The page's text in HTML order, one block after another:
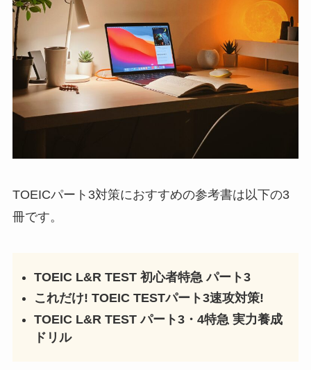
TOEICパート3対策におすすめの参考書は以下の3
冊です。
TOEIC L&R TEST 初心者特急 パート3
これだけ! TOEIC TESTパート3速攻対策!
TOEIC L&R TEST パート3・4特急 実力養成
ドリル